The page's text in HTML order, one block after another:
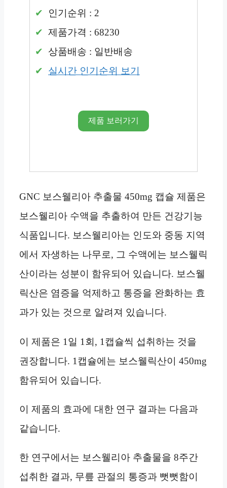
인기순위 : 2
제품가격 : 68230
상품배송 : 일반배송
실시간 인기순위 보기
제품 보러가기
GNC 보스웰리아 추출물 450mg 캡슐 제품은
보스웰리아 수액을 추출하여 만든 건강기능
식품입니다. 보스웰리아는 인도와 중동 지역
에서 자생하는 나무로, 그 수액에는 보스웰릭
산이라는 성분이 함유되어 있습니다. 보스웰
릭산은 염증을 억제하고 통증을 완화하는 효
과가 있는 것으로 알려져 있습니다.
이 제품은 1일 1회, 1캡슐씩 섭취하는 것을
권장합니다. 1캡슐에는 보스웰릭산이 450mg
함유되어 있습니다.
이 제품의 효과에 대한 연구 결과는 다음과
같습니다.
한 연구에서는 보스웰리아 추출물을 8주간
섭취한 결과, 무릎 관절의 통증과 뻣뻣함이